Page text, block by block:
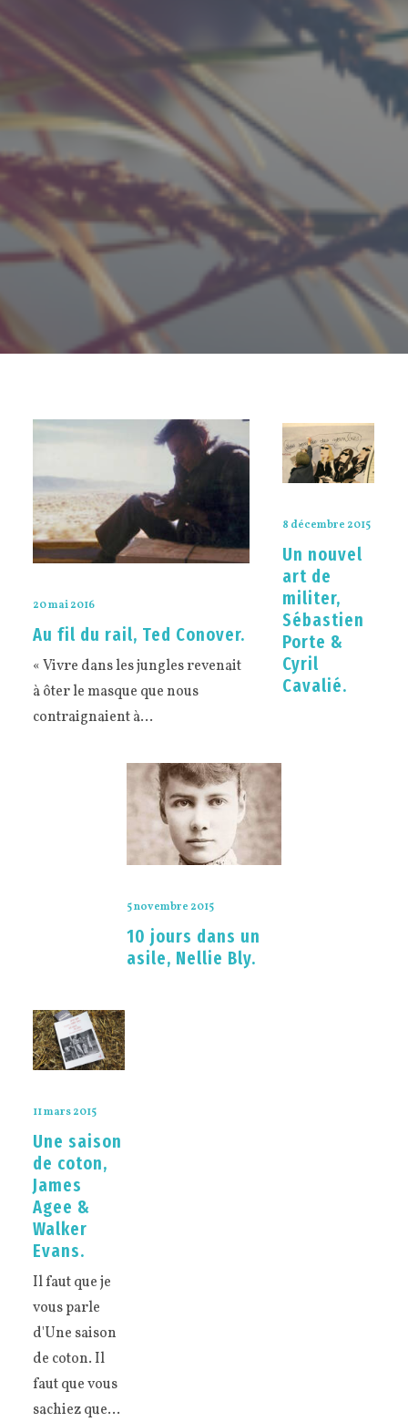
20 mai 2016
Au fil du rail, Ted Conover.
« Vivre dans les jungles revenait
à ôter le masque que nous
contraignaient à…
8 décembre 2015
Un nouvel
art de
militer,
Sébastien
Porte &
Cyril
Cavalié.
5 novembre 2015
10 jours dans un
asile, Nellie Bly.
11 mars 2015
Une saison
de coton,
James
Agee &
Walker
Evans.
Il faut que je
vous parle
d'Une saison
de coton. Il
faut que vous
sachiez que…